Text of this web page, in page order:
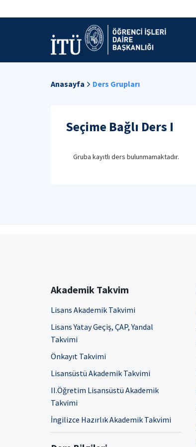
Anasayfa Ders Grupları
Seçime Bağlı Ders I
Gruba kayıtlı ders bulunmamaktadır.
Akademik Takvim
Lisans Akademik Takvimi
Lisans Yatay Geçiş, ÇAP, Yandal
Takvimi
Önkayıt Takvimi
Lisansüstü Akademik Takvimi
II.Öğretim Lisansüstü Akademik
Takvimi
İngilizce Hazırlık Akademik Takvimi